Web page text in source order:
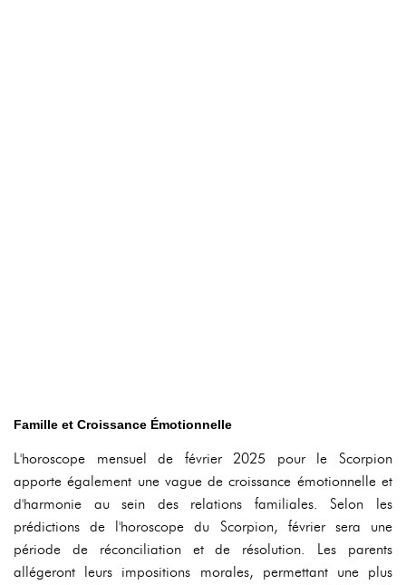
Famille et Croissance Émotionnelle
L'horoscope mensuel de février 2025 pour le Scorpion
apporte également une vague de croissance émotionnelle et
d'harmonie au sein des relations familiales. Selon les
prédictions de l'horoscope du Scorpion, février sera une
période de réconciliation et de résolution. Les parents
allégeront leurs impositions morales, permettant une plus